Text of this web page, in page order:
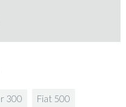
300 Fiat 500